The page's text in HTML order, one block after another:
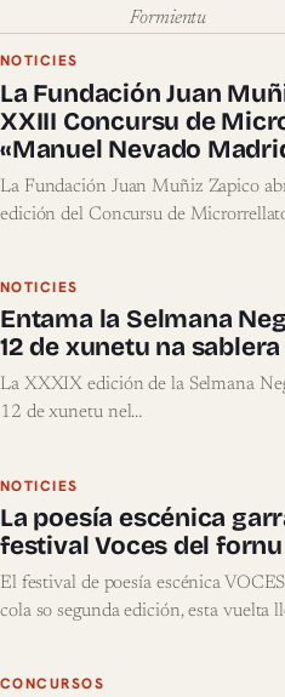
Formientu
NOTICIES
La Fundación Juan
XXIII Concursu de
«Manuel Nevado
La Fundación Juan Muñiz Zapico
edición del Concursu de
NOTICIES
Entama la Selmana
12 de xunetu na sablera
La XXXIX edición de la Selmana
12 de xunetu nel…
NOTICIES
La poesía escénica
festival Voces del fornu
El festival de poesía escénica
cola so segunda edición, esta vuelta
CONCURSOS